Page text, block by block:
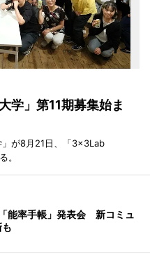
学」第11期募集始ま
が8月21日、「3×3Lab
。
能率手帳」発表会 新コミュ